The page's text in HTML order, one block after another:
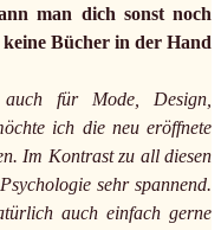
man dich sonst noch
Bücher in der Hand
auch für Mode, Design,
ich die neu eröffnete
Im Kontrast zu all diesen
sehr spannend.
auch einfach gerne